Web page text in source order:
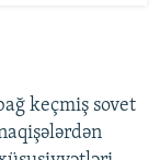
keçmiş sovet